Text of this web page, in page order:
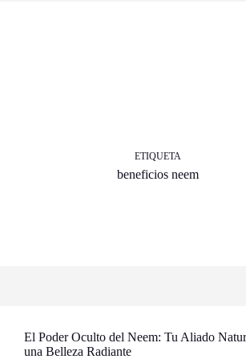
ETIQUETA
beneficios neem
El Poder Oculto del Neem: Tu Aliado
una Belleza Radiante